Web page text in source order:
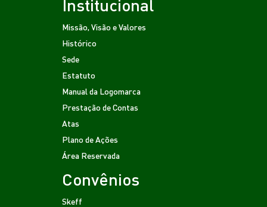
Institucional
Missão, Visão e Valores
Histórico
Sede
Estatuto
Manual da Logomarca
Prestação de Contas
Atas
Plano de Ações
Área Reservada
Convênios
Skeff